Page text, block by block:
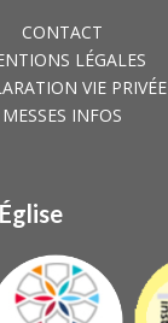
CONTACT
LÉGALES
VIE PRIVÉE
MESSES INFOS